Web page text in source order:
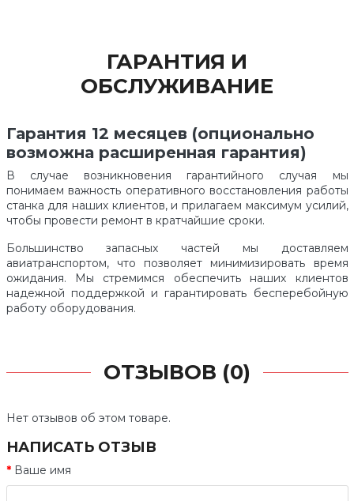
ГАРАНТИЯ И
ОБСЛУЖИВАНИЕ
Гарантия 12 месяцев (опционально
возможна расширенная гарантия)
В случае возникновения гарантийного случая мы
понимаем важность оперативного восстановления работы
станка для наших клиентов, и прилагаем максимум усилий,
чтобы провести ремонт в кратчайшие сроки.
Большинство запасных частей мы доставляем
авиатранспортом, что позволяет минимизировать время
ожидания. Мы стремимся обеспечить наших клиентов
надежной поддержкой и гарантировать бесперебойную
работу оборудования.
ОТЗЫВОВ (0)
Нет отзывов об этом товаре.
НАПИСАТЬ ОТЗЫВ
Ваше имя